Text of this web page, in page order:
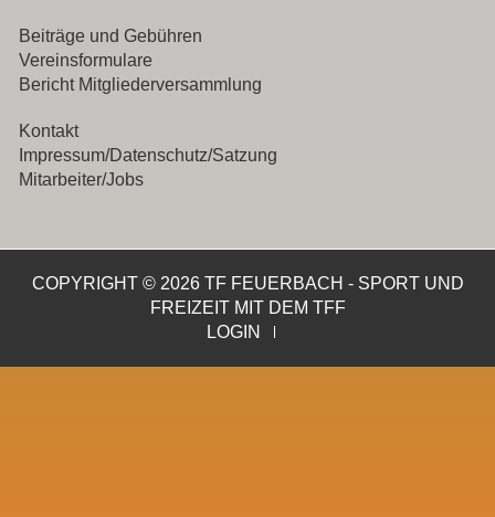
Beiträge und Gebühren
Vereinsformulare
Bericht Mitgliederversammlung
Kontakt
Impressum/Datenschutz/Satzung
Mitarbeiter/Jobs
COPYRIGHT © 2026 TF FEUERBACH - SPORT UND
FREIZEIT MIT DEM TFF
LOGIN